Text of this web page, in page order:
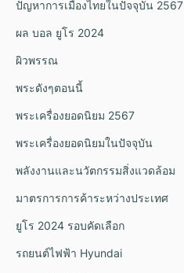
ปัญหาการเมืองไทยในปัจจุบัน 2567
ผล บอล ยูโร 2024
ผิวพรรณ
พระดังๆตอนนี้
พระเครื่องยอดนิยม 2567
พระเครื่องยอดนิยมในปัจจุบัน
พลังงานและนวัตกรรมสิ่งแวดล้อม
มาตรการการค้าระหว่างประเทศ
ยูโร 2024 รอบคัดเลือก
รถยนต์ไฟฟ้า Hyundai